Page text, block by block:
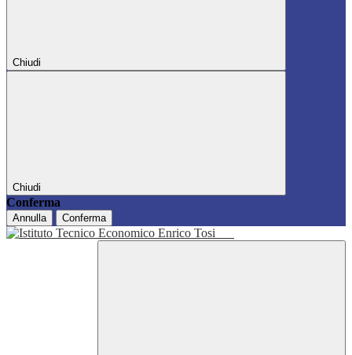
Chiudi
Chiudi
Conferma
Annulla Conferma